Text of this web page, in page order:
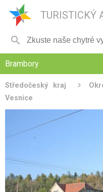
TURISTICKÝ

Brambory
Středočeský kraj
Vesnice